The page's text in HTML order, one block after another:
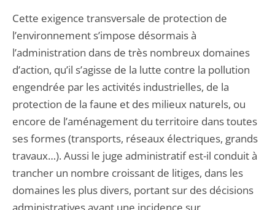
Cette exigence transversale de protection de
l’environnement s’impose désormais à
l’administration dans de très nombreux domaines
d’action, qu’il s’agisse de la lutte contre la pollution
engendrée par les activités industrielles, de la
protection de la faune et des milieux naturels, ou
encore de l’aménagement du territoire dans toutes
ses formes (transports, réseaux électriques, grands
travaux…). Aussi le juge administratif est-il conduit à
trancher un nombre croissant de litiges, dans les
domaines les plus divers, portant sur des décisions